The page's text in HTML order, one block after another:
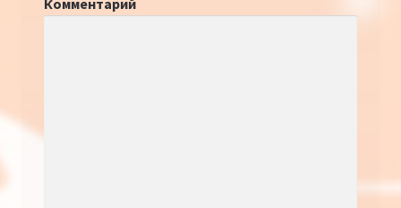
Комментарий